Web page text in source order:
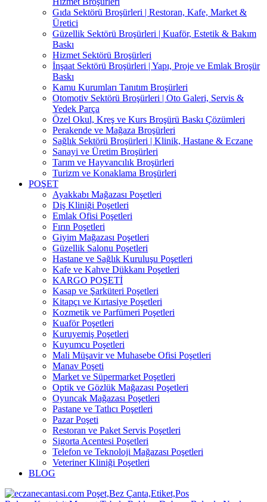
Gıda Sektörü Broşürleri | Restoran, Kafe, Market &
Üretici
Güzellik Sektörü Broşürleri | Kuaför, Estetik & Bakım
Baskı
Hizmet Sektörü Broşürleri
İnşaat Sektörü Broşürleri | Yapı, Proje ve Emlak Broşür
Baskı
Kamu Kurumları Tanıtım Broşürleri
Otomotiv Sektörü Broşürleri | Oto Galeri, Servis &
Yedek Parça
Özel Okul, Kreş ve Kurs Broşürü Baskı Çözümleri
Perakende ve Mağaza Broşürleri
Sağlık Sektörü Broşürleri | Klinik, Hastane & Eczane
Sanayi ve Üretim Broşürleri
Tarım ve Hayvancılık Broşürleri
Turizm ve Konaklama Broşürleri
POŞET
Ayakkabı Mağazası Poşetleri
Diş Kliniği Poşetleri
Emlak Ofisi Poşetleri
Fırın Poşetleri
Giyim Mağazası Poşetleri
Güzellik Salonu Poşetleri
Hastane ve Sağlık Kuruluşu Poşetleri
Kafe ve Kahve Dükkanı Poşetleri
KARGO POŞETİ
Kasap ve Şarküteri Poşetleri
Kitapçı ve Kırtasiye Poşetleri
Kozmetik ve Parfümeri Poşetleri
Kuaför Poşetleri
Kuruyemiş Poşetleri
Kuyumcu Poşetleri
Mali Müşavir ve Muhasebe Ofisi Poşetleri
Manav Poşeti
Market ve Süpermarket Poşetleri
Optik ve Gözlük Mağazası Poşetleri
Oyuncak Mağazası Poşetleri
Pastane ve Tatlıcı Poşetleri
Pazar Poşeti
Restoran ve Paket Servis Poşetleri
Sigorta Acentesi Poşetleri
Telefon ve Teknoloji Mağazası Poşetleri
Veteriner Kliniği Poşetleri
BLOG